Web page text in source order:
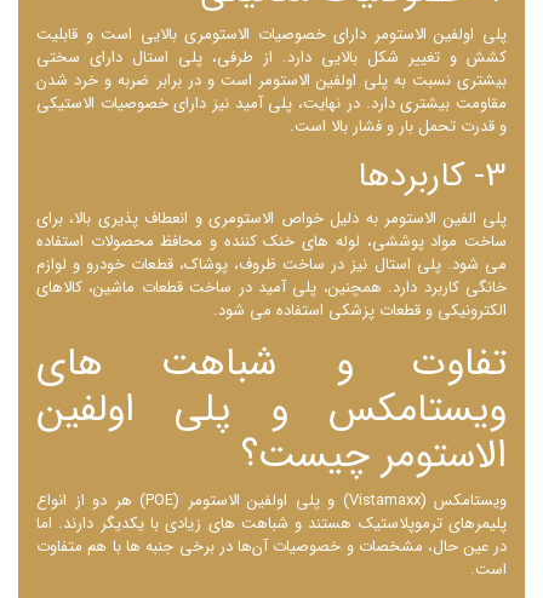
پلی اولفین الاستومر دارای خصوصیات الاستومری بالایی است و قابلیت
کشش و تغییر شکل بالایی دارد. از طرفی، پلی استال دارای سختی
بیشتری نسبت به پلی اولفین الاستومر است و در برابر ضربه و خرد شدن
مقاومت بیشتری دارد. در نهایت، پلی آمید نیز دارای خصوصیات الاستیکی
و قدرت تحمل بار و فشار بالا است.
3- کاربردها
پلی الفین الاستومر به دلیل خواص الاستومری و انعطاف پذیری بالا، برای
ساخت مواد پوششی، لوله‌ های خنک کننده و محافظ محصولات استفاده
می ‌شود. پلی استال نیز در ساخت ظروف، پوشاک، قطعات خودرو و لوازم
خانگی کاربرد دارد. همچنین، پلی آمید در ساخت قطعات ماشین، کالاهای
الکترونیکی و قطعات پزشکی استفاده می ‌شود.
تفاوت و شباهت های
ویستامکس و پلی اولفین
الاستومر چیست؟
ویستامکس (Vistamaxx) و پلی اولفین الاستومر (POE) هر دو از انواع
پلیمرهای ترموپلاستیک هستند و شباهت‌ های زیادی با یکدیگر دارند. اما
در عین حال، مشخصات و خصوصیات آن‌ها در برخی جنبه‌ ها با هم متفاوت
است.